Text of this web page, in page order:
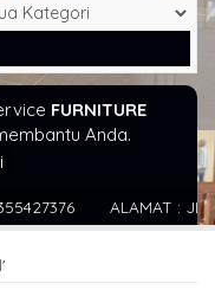
FURNITURE
Anda.
ALAMAT : JL